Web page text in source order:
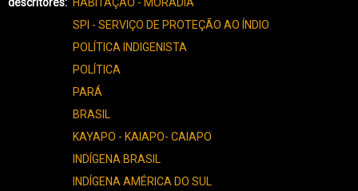
3149
SPI - SERVIÇO DE PROTEÇÃO AO ÍNDIO
POLÍTICA INDIGENISTA
POLÍTICA
PARÁ
BRASIL
KAYAPO - KAIAPO- CAIAPO
INDÍGENA BRASIL
INDÍGENA AMÉRICA DO SUL